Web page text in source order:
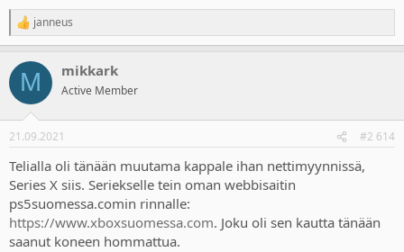
R
e
c
i
s
janneus
M mikkark
Active Member
21.09.2021 #2 614
Telialla oli tänään muutama kappale ihan nettimyynnissä,
Series X siis. Seriekselle tein oman webbisaitin
ps5suomessa.comin rinnalle:
https://www.xboxsuomessa.com. Joku oli sen kautta tänään
saanut koneen hommattua.